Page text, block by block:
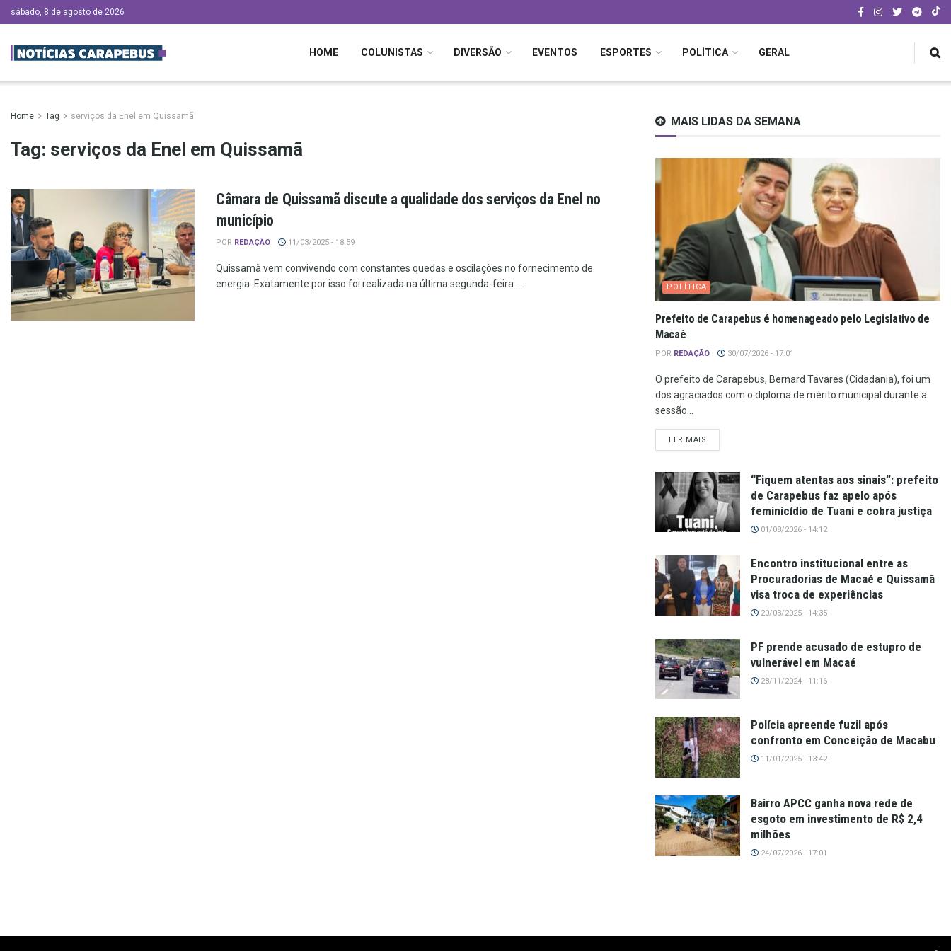
sábado, 8 de agosto de 2026
HOME COLUNISTAS DIVERSÃO EVENTOS ESPORTES POLÍTICA GERAL
Home Tag serviços da Enel em Quissamã
Tag: serviços da Enel em Quissamã
Câmara de Quissamã discute a qualidade dos serviços da Enel no
município
POR REDAÇÃO 11/03/2025 - 18:59
Quissamã vem convivendo com constantes quedas e oscilações no fornecimento de
energia. Exatamente por isso foi realizada na última segunda-feira ...
MAIS LIDAS DA SEMANA
POLÍTICA
Prefeito de Carapebus é homenageado pelo Legislativo de
Macaé
POR REDAÇÃO 30/07/2026 - 17:01
O prefeito de Carapebus, Bernard Tavares (Cidadania), foi um
dos agraciados com o diploma de mérito municipal durante a
sessão...
LER MAIS
“Fiquem atentas aos sinais”: prefeito
de Carapebus faz apelo após
feminicídio de Tuani e cobra justiça
01/08/2026 - 14:12
Encontro institucional entre as
Procuradorias de Macaé e Quissamã
visa troca de experiências
20/03/2025 - 14:35
PF prende acusado de estupro de
vulnerável em Macaé
28/11/2024 - 11:16
Polícia apreende fuzil após
confronto em Conceição de Macabu
11/01/2025 - 13:42
Bairro APCC ganha nova rede de
esgoto em investimento de R$ 2,4
milhões
24/07/2026 - 17:01